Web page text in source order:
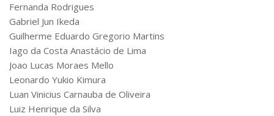
Fernanda Rodrigues
Gabriel Jun Ikeda
Guilherme Eduardo Gregorio Martins
Iago da Costa Anastácio de Lima
Joao Lucas Moraes Mello
Leonardo Yukio Kimura
Luan Vinicius Carnauba de Oliveira
Luiz Henrique da Silva